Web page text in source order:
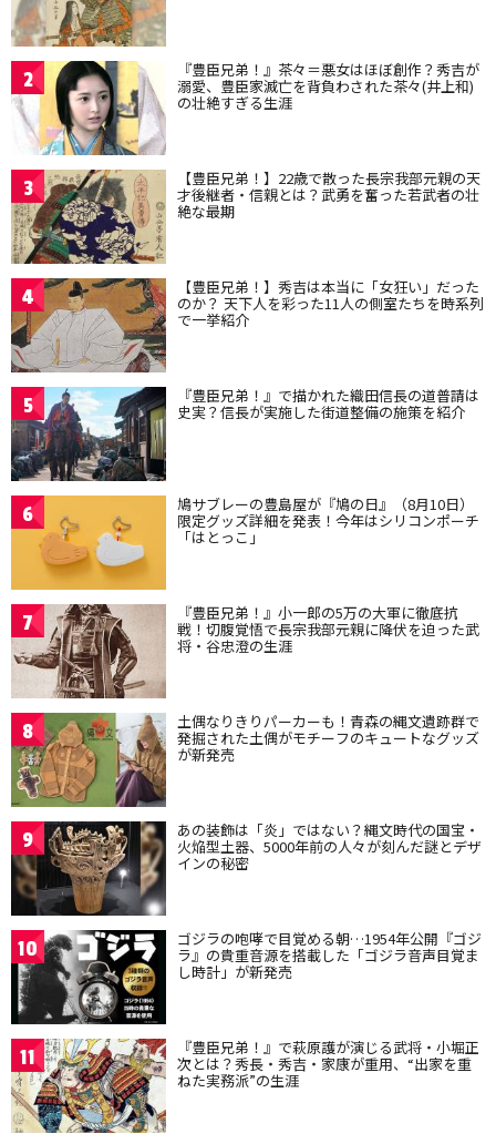
2 『豊臣兄弟！』茶々＝悪女はほぼ創作？秀吉が
溺愛、豊臣家滅亡を背負わされた茶々(井上和)
の壮絶すぎる生涯
3 【豊臣兄弟！】22歳で散った長宗我部元親の天
才後継者・信親とは？武勇を奮った若武者の壮
絶な最期
4 【豊臣兄弟！】秀吉は本当に「女狂い」だった
のか？ 天下人を彩った11人の側室たちを時系列
で一挙紹介
5 『豊臣兄弟！』で描かれた織田信長の道普請は
史実？信長が実施した街道整備の施策を紹介
6 鳩サブレーの豊島屋が『鳩の日』（8月10日）
限定グッズ詳細を発表！今年はシリコンポーチ
「はとっこ」
7 『豊臣兄弟！』小一郎の5万の大軍に徹底抗
戦！切腹覚悟で長宗我部元親に降伏を迫った武
将・谷忠澄の生涯
8 土偶なりきりパーカーも！青森の縄文遺跡群で
発掘された土偶がモチーフのキュートなグッズ
が新発売
9 あの装飾は「炎」ではない？縄文時代の国宝・
火焔型土器、5000年前の人々が刻んだ謎とデザ
インの秘密
10 ゴジラの咆哮で目覚める朝…1954年公開『ゴジ
ラ』の貴重音源を搭載した「ゴジラ音声目覚ま
し時計」が新発売
11 『豊臣兄弟！』で萩原護が演じる武将・小堀正
次とは？秀長・秀吉・家康が重用、“出家を重
ねた実務派”の生涯